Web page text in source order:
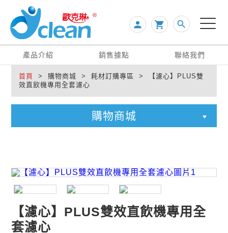
person  search
產品介紹 銷售據點 聯絡我們
首頁
> 購物商城 > 耗材訂購專區 > 【濾心】PLUS雙
效直飲機專用全套濾心
購物商城
【濾心】PLUS雙效直飲機專用全
套濾心